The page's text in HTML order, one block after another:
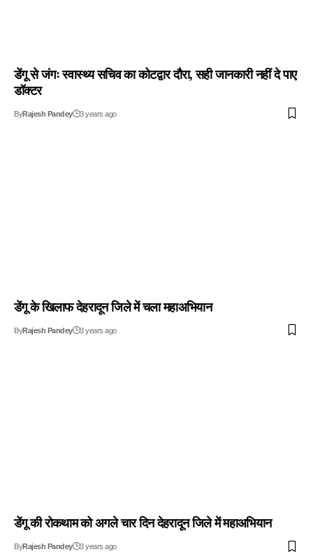
डेंगू से जंगः स्वास्थ्य सचिव का कोटद्वार दौरा, सही जानकारी नहीं दे पाए
डॉक्टर
ByRajesh Pandey 3 years ago
डेंगू के खिलाफ देहरादून जिले में चला महाअभियान
ByRajesh Pandey 3 years ago
डेंगू की रोकथाम को अगले चार दिन देहरादून जिले में महाअभियान
ByRajesh Pandey 3 years ago